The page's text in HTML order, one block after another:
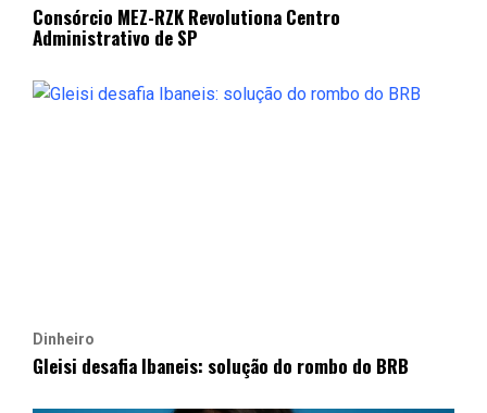
Consórcio MEZ-RZK Revolutiona Centro
Administrativo de SP
Dinheiro
Gleisi desafia Ibaneis: solução do rombo do BRB